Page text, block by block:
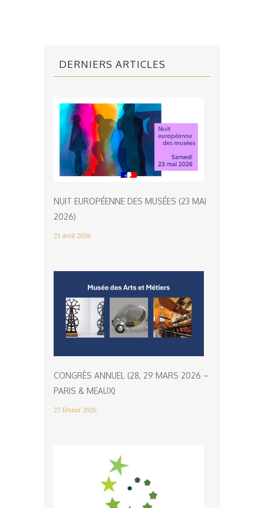
DERNIERS ARTICLES
NUIT EUROPÉENNE DES MUSÉES (23 MAI
2026)
21 avril 2026
CONGRÈS ANNUEL (28, 29 MARS 2026 –
PARIS & MEAUX)
27 février 2026